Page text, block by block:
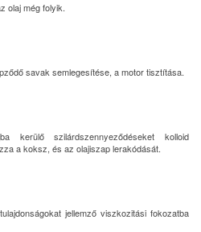
olaj még folyik.
savak semlegesítése, a motor tisztítása.
kerülő szilárdszennyeződéseket kolloid
a koksz, és az olajiszap lerakódását.
jellemző viszkozitási fokozatba